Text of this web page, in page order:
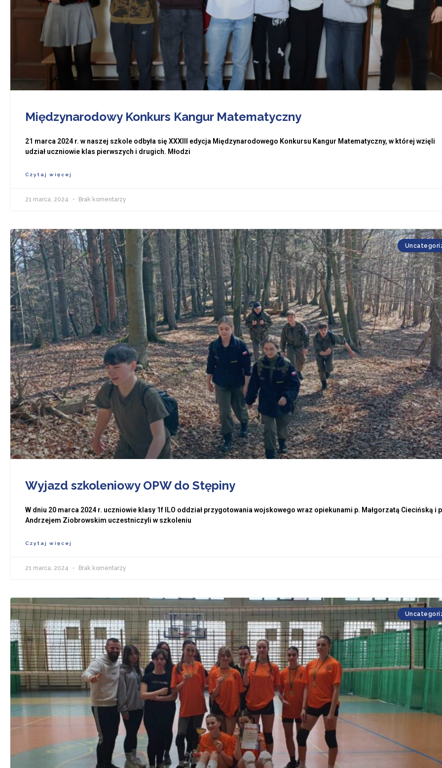
Międzynarodowy Konkurs Kangur Matematyczny
21 marca 2024 r. w naszej szkole odbyła się XXXIII edycja Międzynarodowego Konkursu Kangur Matematyczny, w której wzięli
udział uczniowie klas pierwszych i drugich. Młodzi
Czytaj więcej
21 marca, 2024 Brak komentarzy
Wyjazd szkoleniowy OPW do Stępiny
W dniu 20 marca 2024 r. uczniowie klasy 1f ILO oddział przygotowania wojskowego wraz opiekunami p. Małgorzatą Ciecińską i
Andrzejem Ziobrowskim uczestniczyli w szkoleniu
Czytaj więcej
21 marca, 2024 Brak komentarzy